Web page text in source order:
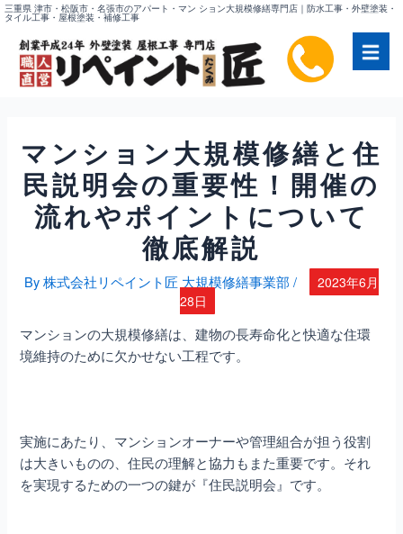
内三重県 津市・松阪市・名張市のアパート・マン ション大規模修繕専門店｜防水工事・外壁塗装・
タイル工事・屋根塗装・補修工事
マンション大規模修繕と住
民説明会の重要性！開催の
流れやポイントについて
徹底解説
By株式会社リペイント匠 大規模修繕事業部 /
2023年6月
28日
マンションの大規模修繕は、建物の長寿命化と快適な住環
境維持のために欠かせない工程です。
実施にあたり、マンションオーナーや管理組合が担う役割
は大きいものの、住民の理解と協力もまた重要です。それ
を実現するための一つの鍵が『住民説明会』です。